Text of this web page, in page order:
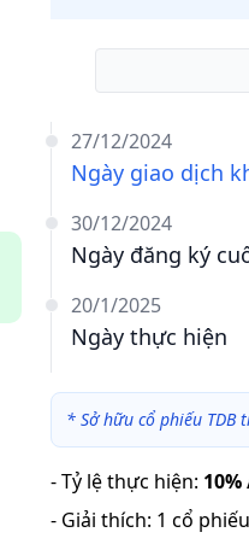
27/12/2024
Ngày giao dịch
30/12/2024
Ngày đăng ký
20/1/2025
Ngày thực hiện
* Sở hữu cổ phiếu TDB
-Tỷ lệ thực hiện:
- Giải thích: 1 cổ